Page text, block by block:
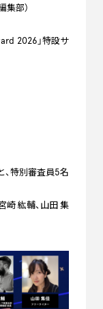
集部）
2026」特設サ
、特別審査員5名
崎 紘輔、山田 集